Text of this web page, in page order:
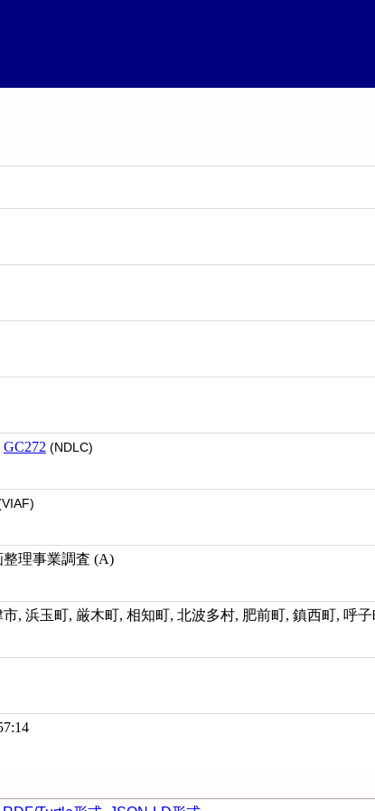
GC272 (NDLC)
理事業調査 (A)
市, 浜玉町, 厳木町, 相知町, 北波多村, 肥前町, 鎮西町, 呼